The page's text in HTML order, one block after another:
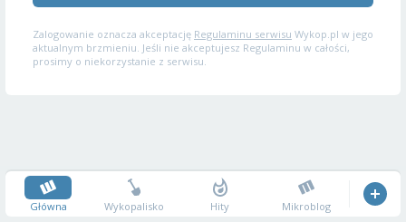
Zalogowanie oznacza akceptację Regulaminu serwisu Wykop.pl w jego
aktualnym brzmieniu. Jeśli nie akceptujesz Regulaminu w całości,
prosimy o niekorzystanie z serwisu.
Główna Wykopalisko Hity Mikroblog